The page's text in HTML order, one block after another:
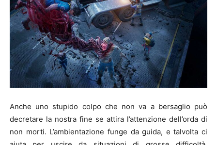
Anche uno stupido colpo che non va a bersaglio può
decretare la nostra fine se attira l’attenzione dell’orda di
non morti. L’ambientazione funge da guida, e talvolta ci